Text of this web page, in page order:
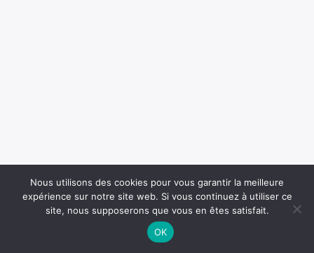
Nous utilisons des cookies pour vous garantir la meilleure
expérience sur notre site web. Si vous continuez à utiliser ce
site, nous supposerons que vous en êtes satisfait.
OK